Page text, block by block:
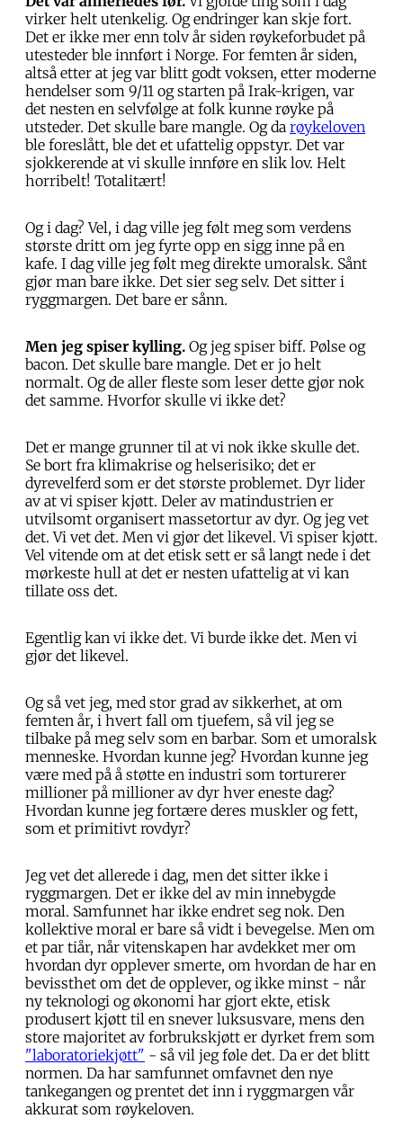
virker helt utenkelig. Og endringer kan skje fort.
Det er ikke mer enn tolv år siden røykeforbudet på
utesteder ble innført i Norge. For femten år siden,
altså etter at jeg var blitt godt voksen, etter moderne
hendelser som 9/11 og starten på Irak-krigen, var
det nesten en selvfølge at folk kunne røyke på
utsteder. Det skulle bare mangle. Og da røykeloven
ble foreslått, ble det et ufattelig oppstyr. Det var
sjokkerende at vi skulle innføre en slik lov. Helt
horribelt! Totalitært!
Og i dag? Vel, i dag ville jeg følt meg som verdens
største dritt om jeg fyrte opp en sigg inne på en
kafe. I dag ville jeg følt meg direkte umoralsk. Sånt
gjør man bare ikke. Det sier seg selv. Det sitter i
ryggmargen. Det bare er sånn.
Men jeg spiser kylling. Og jeg spiser biff. Pølse og
bacon. Det skulle bare mangle. Det er jo helt
normalt. Og de aller fleste som leser dette gjør nok
det samme. Hvorfor skulle vi ikke det?
Det er mange grunner til at vi nok ikke skulle det.
Se bort fra klimakrise og helserisiko; det er
dyrevelferd som er det største problemet. Dyr lider
av at vi spiser kjøtt. Deler av matindustrien er
utvilsomt organisert massetortur av dyr. Og jeg vet
det. Vi vet det. Men vi gjør det likevel. Vi spiser kjøtt.
Vel vitende om at det etisk sett er så langt nede i det
mørkeste hull at det er nesten ufattelig at vi kan
tillate oss det.
Egentlig kan vi ikke det. Vi burde ikke det. Men vi
gjør det likevel.
Og så vet jeg, med stor grad av sikkerhet, at om
femten år, i hvert fall om tjuefem, så vil jeg se
tilbake på meg selv som en barbar. Som et umoralsk
menneske. Hvordan kunne jeg? Hvordan kunne jeg
være med på å støtte en industri som torturerer
millioner på millioner av dyr hver eneste dag?
Hvordan kunne jeg fortære deres muskler og fett,
som et primitivt rovdyr?
Jeg vet det allerede i dag, men det sitter ikke i
ryggmargen. Det er ikke del av min innebygde
moral. Samfunnet har ikke endret seg nok. Den
kollektive moral er bare så vidt i bevegelse. Men om
et par tiår, når vitenskapen har avdekket mer om
hvordan dyr opplever smerte, om hvordan de har en
bevissthet om det de opplever, og ikke minst - når
ny teknologi og økonomi har gjort ekte, etisk
produsert kjøtt til en snever luksusvare, mens den
store majoritet av forbrukskjøtt er dyrket frem som
"laboratoriekjøtt" - så vil jeg føle det. Da er det blitt
normen. Da har samfunnet omfavnet den nye
tankegangen og prentet det inn i ryggmargen vår
akkurat som røykeloven.